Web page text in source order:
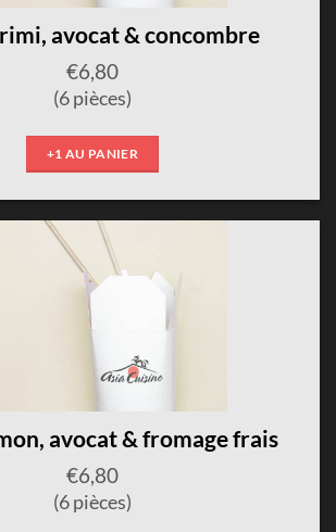
avocat & concombre
€6,80
(6 pièces)
+1 AU PANIER
avocat & fromage frais
€6,80
(6 pièces)